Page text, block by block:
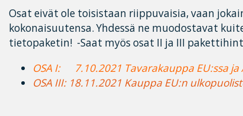
Osat eivät ole toisistaan riippuvaisia, vaan
kokonaisuutensa. Yhdessä ne muodostavat
tietopaketin! -Saat myös osat II ja III
OSA I: 7.10.2021 Tavarakauppa EU:ssa ja
OSA III: 18.11.2021 Kauppa EU:n